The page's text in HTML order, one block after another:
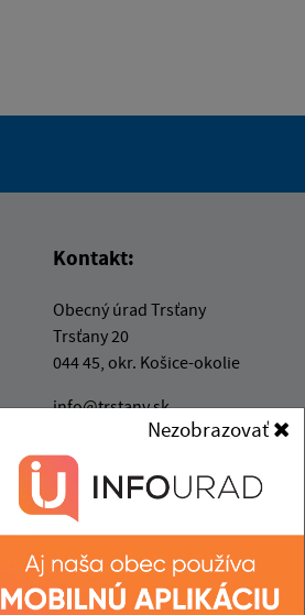
Nezobrazovať
Kontakt:
Obecný úrad Trsťany
Trsťany 20
044 45, okr. Košice-okolie
info@trstany.sk
+421 55 696 53 26
IČO: 00324825